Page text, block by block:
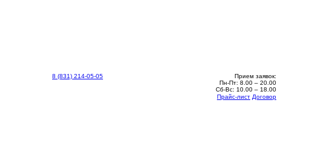
8 (831) 214-05-05
Прием заявок:
Пн-Пт: 8.00 – 20.00
Сб-Вс: 10.00 – 18.00
Прайс-лист Договор